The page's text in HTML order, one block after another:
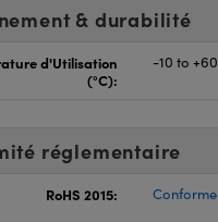
& durabilité
d'Utilisation
(°C):
-10 to +60
réglementaire
RoHS 2015:
Conforme